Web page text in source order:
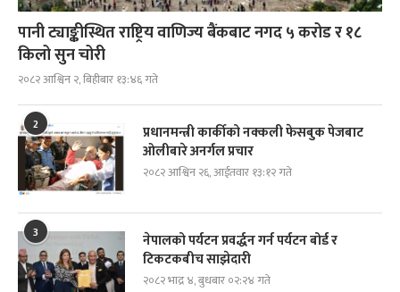
पानी ट्याङ्कीस्थित राष्ट्रिय वाणिज्य बैंकबाट नगद ५ करोड र १८
किलो सुन चोरी
२०८२ आश्विन २, बिहीबार १३:४६ गते
2
प्रधानमन्त्री कार्कीको नक्कली फेसबुक पेजबाट
ओलीबारे अनर्गल प्रचार
२०८२ आश्विन २६, आईतवार १३:१२ गते
3
नेपालको पर्यटन प्रवर्द्धन गर्न पर्यटन बोर्ड र
टिकटकबीच साझेदारी
२०८२ भाद्र ४, बुधबार ०२:२४ गते